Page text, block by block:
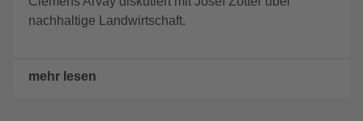
nachhaltige Landwirtschaft.
mehr lesen